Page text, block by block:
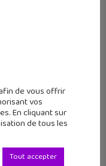
sortie du
de vous offrir
vos
En cliquant sur
de tous les
Tout accepter